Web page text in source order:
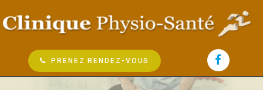
PRENEZ RENDEZ-VOUS